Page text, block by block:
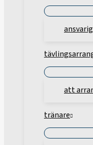
att
tränare